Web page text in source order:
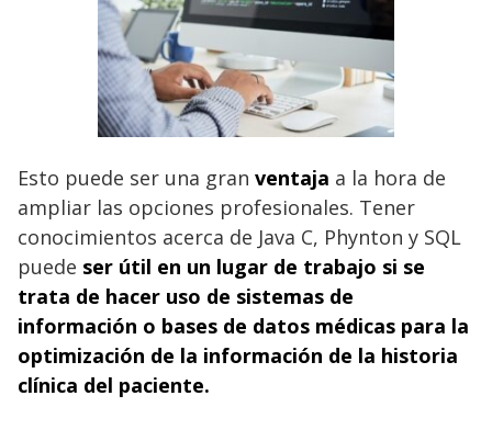
Esto puede ser una gran ventaja a la hora de
ampliar las opciones profesionales. Tener
conocimientos acerca de Java C, Phynton y SQL
puede ser útil en un lugar de trabajo si se
trata de hacer uso de sistemas de
información o bases de datos médicas para la
optimización de la información de la historia
clínica del paciente.